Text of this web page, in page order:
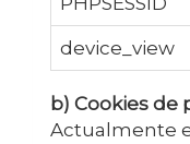
device_view
b) Cookies de
Actualmente